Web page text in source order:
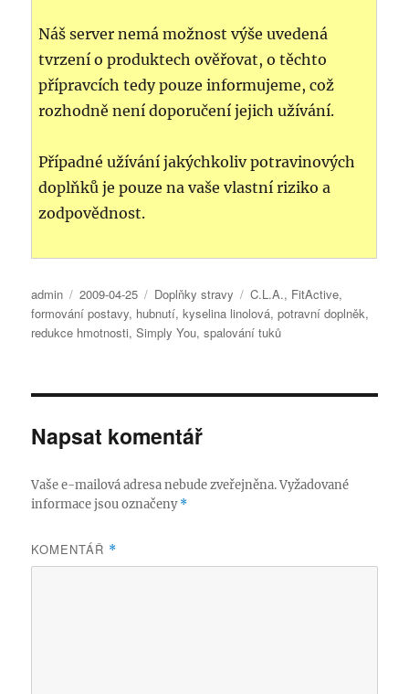
Náš server nemá možnost výše uvedená
tvrzení o produktech ověřovat, o těchto
přípravcích tedy pouze informujeme, což
rozhodně není doporučení jejich užívání.
Případné užívání jakýchkoliv potravinových
doplňků je pouze na vaše vlastní riziko a
zodpovědnost.
Autor:
admin Publikováno:
2009-04-25 Rubriky:
Doplňky stravy Štítky:
C.L.A., FitActive,
formování postavy, hubnutí,kyselina linolová,potravní doplněk,
redukce hmotnosti,Simply You,spalování tuků
Napsat komentář
Vaše e-mailová adresa nebude zveřejněna. Vyžadované
informace jsou označeny*
KOMENTÁŘ *